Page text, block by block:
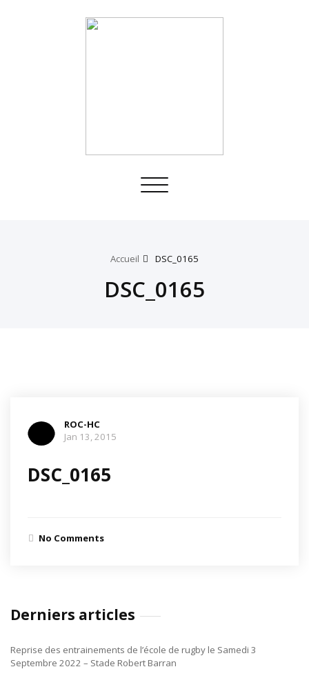
Toggle
Accueil DSC_0165
DSC_0165
ROC-HC
Jan 13, 2015
DSC_0165
No Comments
Derniers articles
Reprise des entrainements de l’école de rugby le Samedi 3
Septembre 2022 – Stade Robert Barran